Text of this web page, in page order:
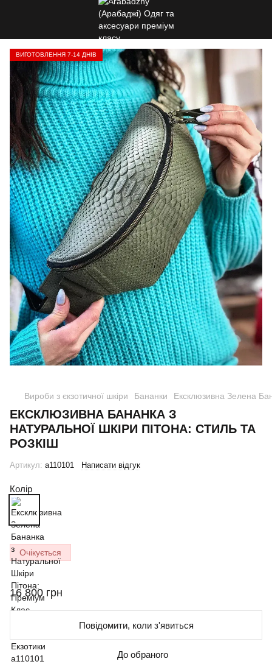
ВИГОТОВЛЕННЯ 7-14 ДНІВ
Вироби з єкзотичної шкіри Бананки Ексклюзивна Зелена
ЕКСКЛЮЗИВНА БАНАНКА З
НАТУРАЛЬНОЇ ШКІРИ ПІТОНА: СТИЛЬ ТА
РОЗКІШ
Артикул: a110101 Написати відгук
Колір
Очікується
16 800 грн
Повідомити, коли з'явиться
До обраного